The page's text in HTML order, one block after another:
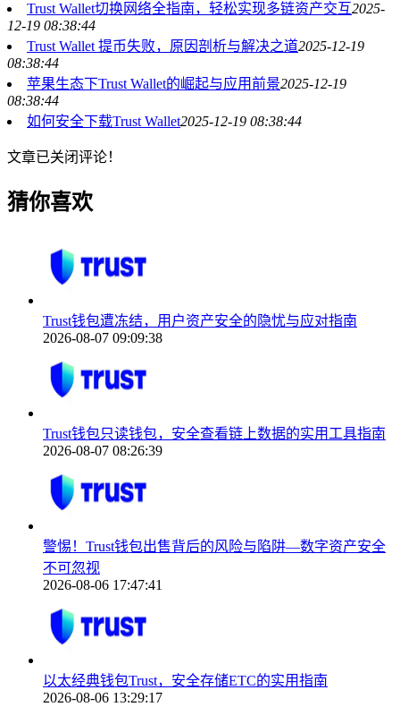
Trust Wallet切换网络全指南，轻松实现多链资产交互2025-
12-19 08:38:44
Trust Wallet 提币失败，原因剖析与解决之道2025-12-19
08:38:44
苹果生态下Trust Wallet的崛起与应用前景2025-12-19
08:38:44
如何安全下载Trust Wallet2025-12-19 08:38:44
文章已关闭评论！
猜你喜欢
Trust钱包遭冻结，用户资产安全的隐忧与应对指南
2026-08-07 09:09:38
Trust钱包只读钱包，安全查看链上数据的实用工具指南
2026-08-07 08:26:39
警惕！Trust钱包出售背后的风险与陷阱—数字资产安全
不可忽视
2026-08-06 17:47:41
以太经典钱包Trust，安全存储ETC的实用指南
2026-08-06 13:29:17